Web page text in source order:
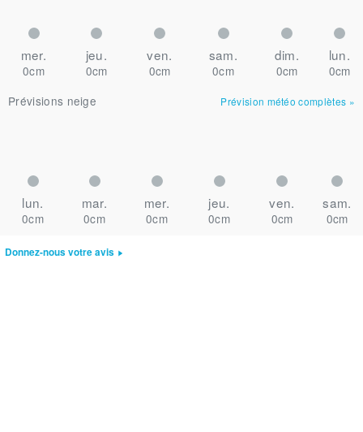
mer. jeu. ven. sam. dim. lun.
0cm 0cm 0cm 0cm 0cm
0cm
Prévisions neige
Prévision météo complètes »
lun. mar. mer. jeu. ven. sam.
0cm 0cm 0cm 0cm 0cm 0cm
Donnez-nous votre avis